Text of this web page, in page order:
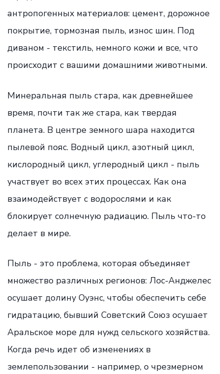
антропогенных материалов: цемент, дорожное
покрытие, тормозная пыль, износ шин. Под
диваном - текстиль, немного кожи и все, что
происходит с вашими домашними животными.
Минеральная пыль стара, как древнейшее
время, почти так же стара, как твердая
планета. В центре земного шара находится
пылевой пояс. Водный цикл, азотный цикл,
кислородный цикл, углеродный цикл - пыль
участвует во всех этих процессах. Как она
взаимодействует с водорослями и как
блокирует солнечную радиацию. Пыль что-то
делает в мире.
Пыль - это проблема, которая объединяет
множество различных регионов: Лос-Анджелес
осушает долину Оуэнс, чтобы обеспечить себе
гидратацию, бывший Советский Союз осушает
Аральское море для нужд сельского хозяйства.
Когда речь идет об изменениях в
землепользовании - например, о чрезмерном